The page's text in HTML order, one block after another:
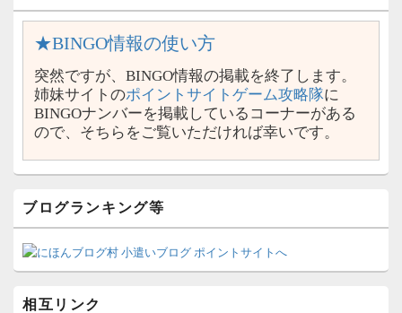
★BINGO情報の使い方
突然ですが、BINGO情報の掲載を終了します。
姉妹サイトのポイントサイトゲーム攻略隊に
BINGOナンバーを掲載しているコーナーがある
ので、そちらをご覧いただければ幸いです。
ブログランキング等
相互リンク